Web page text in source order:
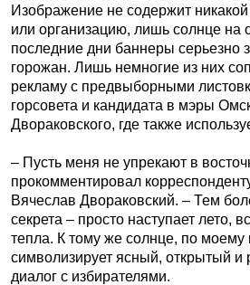
Изображение не содержит
или организацию, лишь солнце
последние дни баннеры серьезно
горожан. Лишь немногие из них
рекламу с предвыборными
горсовета и кандидата в мэры
Двораковского, где также
– Пусть меня не упрекают в
прокомментировал
Вячеслав Двораковский. – Тем
секрета – просто наступает лето,
тепла. К тому же солнце, по
символизирует ясный, открытый и
диалог с избирателями.